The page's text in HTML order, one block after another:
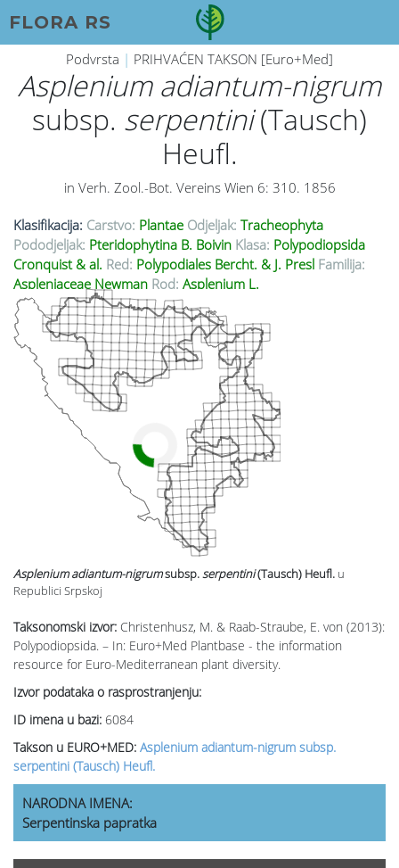
FLORA RS
Podvrsta | PRIHVAĆEN TAKSON [Euro+Med]
Asplenium adiantum-nigrum
subsp. serpentini(Tausch)
Heufl.
in Verh. Zool.-Bot. Vereins Wien 6: 310. 1856
Klasifikacija: Carstvo: Plantae Odjeljak: Tracheophyta
Pododjeljak: Pteridophytina B. Boivin Klasa: Polypodiopsida
Cronquist & al. Red: Polypodiales Bercht. & J. Presl Familija:
Aspleniaceae Newman Rod: Asplenium L.
Taksonomski izvor: Christenhusz, M. & Raab-Straube, E. von (2013):
Polypodiopsida. – In: Euro+Med Plantbase - the information
resource for Euro-Mediterranean plant diversity.
Izvor podataka o rasprostranjenju:
ID imena u bazi: 6084
Takson u EURO+MED: Asplenium adiantum-nigrum subsp.
serpentini (Tausch) Heufl.
Asplenium adiantum-nigrumsubsp.serpentini(Tausch) Heufl. u
Republici Srpskoj
NARODNA IMENA:
Serpentinska papratka